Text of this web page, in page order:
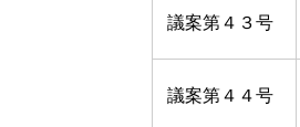
議案第４３号
議案第４４号